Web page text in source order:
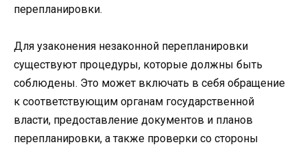
перепланировки.
Для узаконения незаконной перепланировки
существуют процедуры, которые должны быть
соблюдены. Это может включать в себя обращение
к соответствующим органам государственной
власти, предоставление документов и планов
перепланировки, а также проверки со стороны